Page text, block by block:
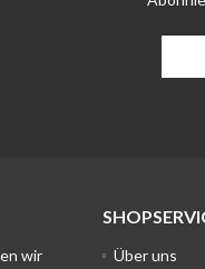
wir
Über uns